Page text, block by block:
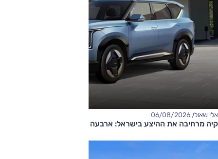
אלי שאולי, 06/08/2026
קיה מרחיבה את ההיצע בישראל: ארבעה דגמים חדשים בדרך